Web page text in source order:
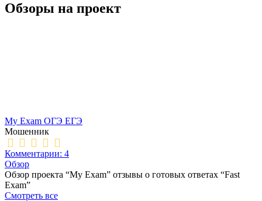
Обзоры на проект
My Exam ОГЭ ЕГЭ
Мошенник
Комментарии: 4
Обзор
Обзор проекта “My Exam” отзывы о готовых ответах “Fast
Exam”
Смотреть все